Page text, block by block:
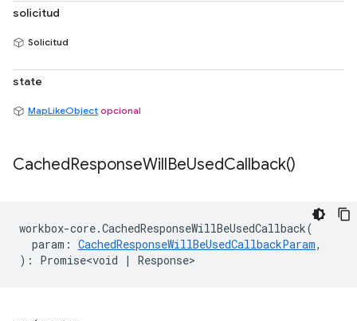
solicitud
Solicitud
state
MapLikeObject opcional
CachedResponseWillBeUsedCallback()
workbox-core.CachedResponseWillBeUsedCallback(
param : CachedResponseWillBeUsedCallbackParam,
) : Promise<void | Response>